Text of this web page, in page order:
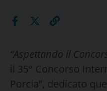
“Aspettando il
il 35° Concorso
Porcia”, dedicato